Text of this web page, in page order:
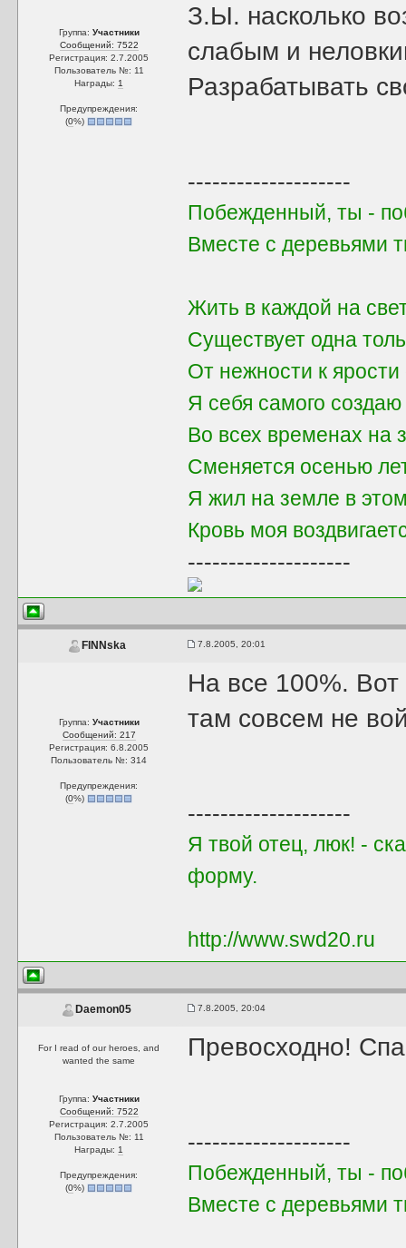
Группа: Участники
Сообщений: 7522
Регистрация: 2.7.2005
Пользователь №: 11
Награды: 1
Предупреждения:
(0%)
З.Ы. насколько
слабым и
Разрабатывать
--------------------
Побежденный, ты -
Вместе с деревьями
Жить в каждой на
Существует одна
От нежности к ярости
Я себя самого
Во всех временах на
Сменяется осенью
Я жил на земле в
Кровь моя
--------------------
FINNska 7.8.2005, 20:01
Группа: Участники
Сообщений: 217
Регистрация: 6.8.2005
Пользователь №: 314
Предупреждения:
(0%)
На все 100%.
там совсем не
--------------------
Я твой отец, люк! -
форму.
http://www.swd20.ru
Daemon05 7.8.2005, 20:04
For I read of our heroes, and
wanted the same
Группа: Участники
Сообщений: 7522
Регистрация: 2.7.2005
Пользователь №: 11
Награды: 1
Предупреждения:
(0%)
Превосходно!
--------------------
Побежденный, ты -
Вместе с деревьями